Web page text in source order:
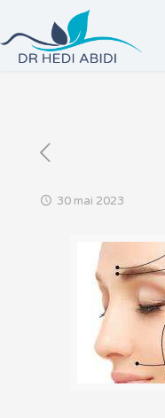
30 mai 2023